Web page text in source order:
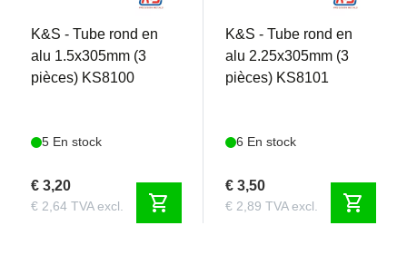
K&S - Tube rond en
alu 1.5x305mm (3
pièces) KS8100
5 En stock
€ 3,20
€ 2,64 TVA excl. shopping_cart
K&S - Tube rond en
alu 2.25x305mm (3
pièces) KS8101
6 En stock
€ 3,50
€ 2,89 TVA excl. shopping_cart